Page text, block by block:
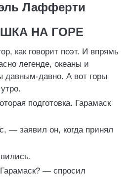
Лафферти
НА ГОРЕ
как говорит поэт. И впрямь
легенде, океаны и
давным-давно. А вот горы
подготовка. Гарамаск
— заявил он, когда принял
— спросил